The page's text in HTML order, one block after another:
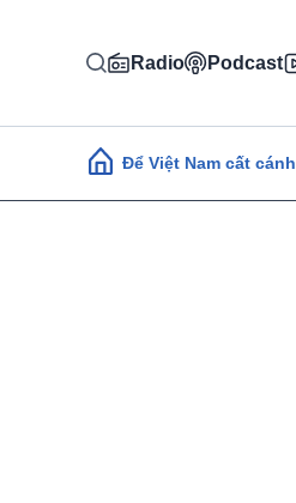
Radio Podcast
Main navigation
Để Việt Nam cất cánh